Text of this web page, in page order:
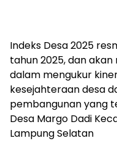
Indeks Desa 2025
tahun 2025, dan
dalam mengukur
kesejahteraan desa
pembangunan yang
Desa Margo Dadi
Lampung Selatan